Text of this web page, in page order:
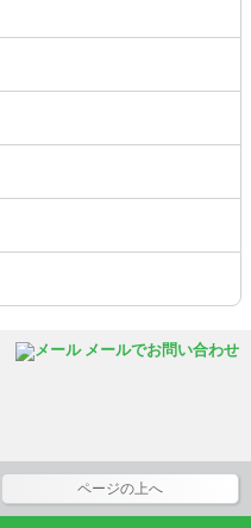
メールでお問い合わせ
ページの上へ